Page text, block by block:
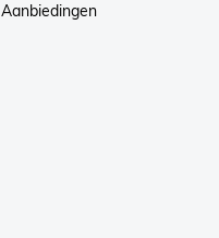
Aanbiedingen